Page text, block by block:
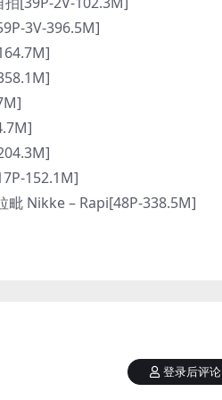
3V-396.5M]
152.1M]
毗 Nikke – Rapi[48P-338.5M]
登录后评论